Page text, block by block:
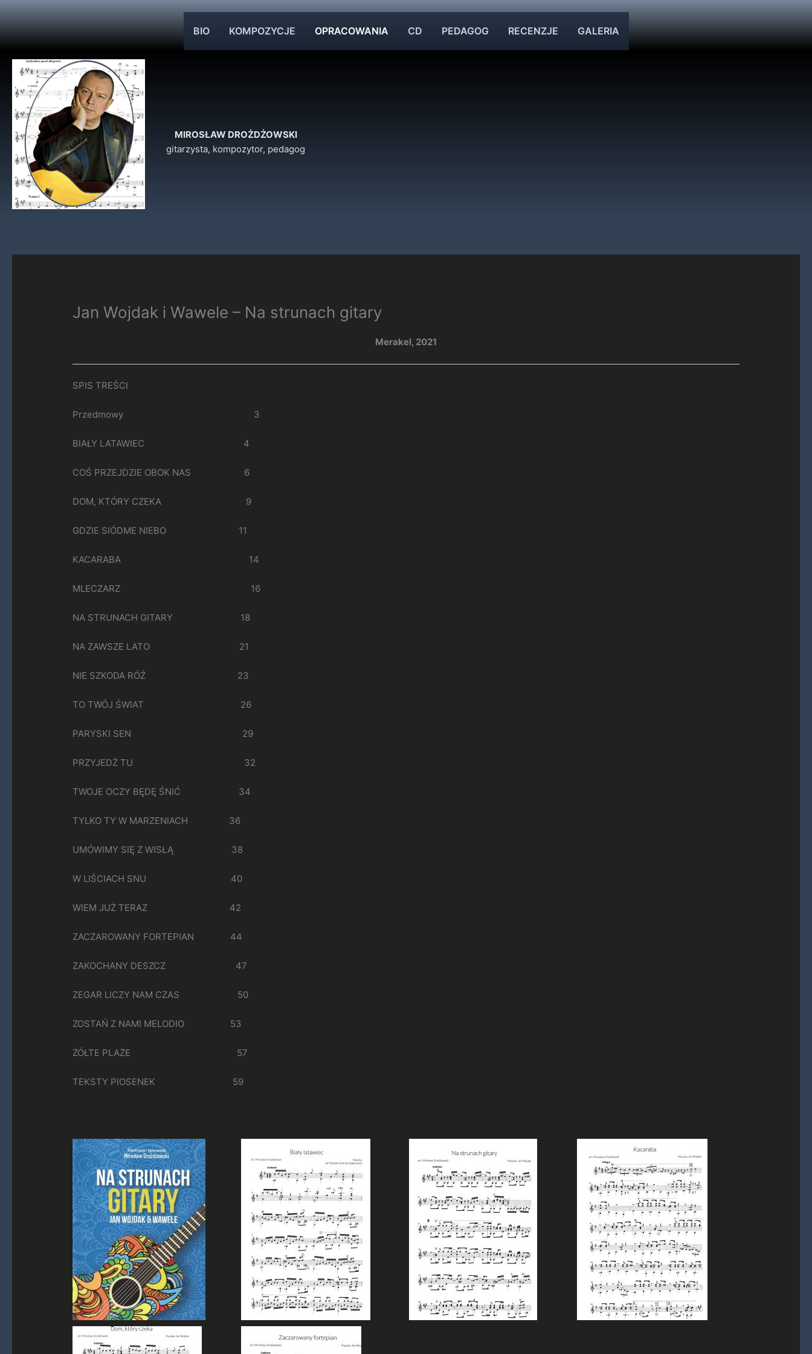
BIO KOMPOZYCJE OPRACOWANIA CD PEDAGOG RECENZJE GALERIA
MIROSŁAW DROŻDŻOWSKI
gitarzysta, kompozytor, pedagog
Jan Wojdak i Wawele – Na strunach gitary
Merakel, 2021
SPIS TREŚCI
Przedmowy 3
BIAŁY LATAWIEC 4
COŚ PRZEJDZIE OBOK NAS 6
DOM, KTÓRY CZEKA 9
GDZIE SIÓDME NIEBO 11
KACARABA 14
MLECZARZ 16
NA STRUNACH GITARY 18
NA ZAWSZE LATO 21
NIE SZKODA RÓŹ 23
TO TWÓJ ŚWIAT 26
PARYSKI SEN 29
PRZYJEDŻ TU 32
TWOJE OCZY BĘDĘ ŚNIĆ 34
TYLKO TY W MARZENIACH 36
UMÓWIMY SIĘ Z WISŁĄ 38
W LIŚCIACH SNU 40
WIEM JUŻ TERAZ 42
ZACZAROWANY FORTEPIAN 44
ZAKOCHANY DESZCZ 47
ZEGAR LICZY NAM CZAS 50
ZOSTAŃ Z NAMI MELODIO 53
ŻÓŁTE PLAŻE 57
TEKSTY PIOSENEK 59